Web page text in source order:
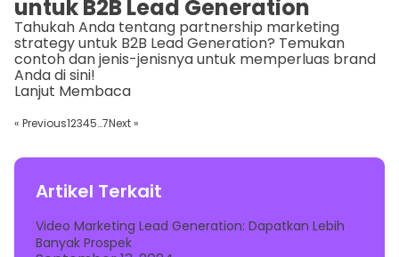
untuk B2B Lead Generation
Tahukah Anda tentang partnership marketing
strategy untuk B2B Lead Generation? Temukan
contoh dan jenis-jenisnya untuk memperluas brand
Anda di sini!
Lanjut Membaca
« Previous12345…7Next »
Artikel Terkait
Video Marketing Lead Generation: Dapatkan Lebih
Banyak Prospek